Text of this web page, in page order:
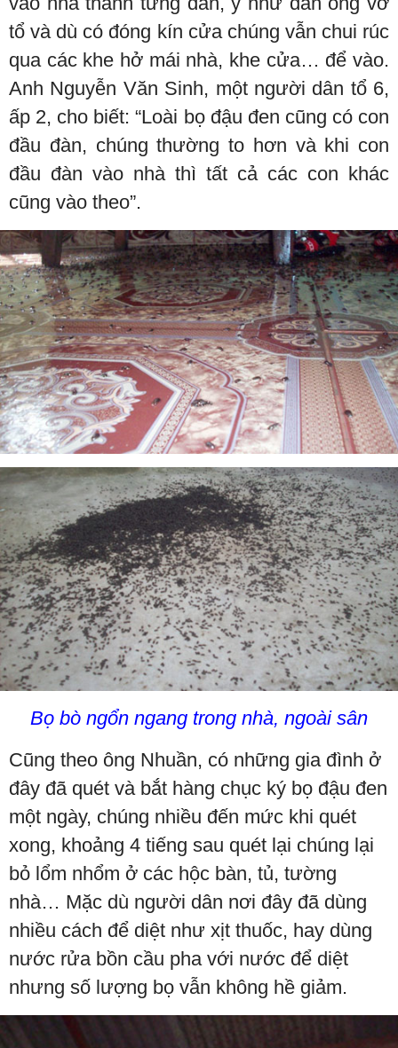
tổ và dù có đóng kín cửa chúng vẫn chui rúc
qua các khe hở mái nhà, khe cửa… để vào.
Anh Nguyễn Văn Sinh, một người dân tổ 6,
ấp 2, cho biết: “Loài bọ đậu đen cũng có con
đầu đàn, chúng thường to hơn và khi con
đầu đàn vào nhà thì tất cả các con khác
cũng vào theo”.
Bọ bò ngổn ngang trong nhà, ngoài sân
Cũng theo ông Nhuần, có những gia đình ở
đây đã quét và bắt hàng chục ký bọ đậu đen
một ngày, chúng nhiều đến mức khi quét
xong, khoảng 4 tiếng sau quét lại chúng lại
bỏ lổm nhổm ở các hộc bàn, tủ, tường
nhà… Mặc dù người dân nơi đây đã dùng
nhiều cách để diệt như xịt thuốc, hay dùng
nước rửa bồn cầu pha với nước để diệt
nhưng số lượng bọ vẫn không hề giảm.